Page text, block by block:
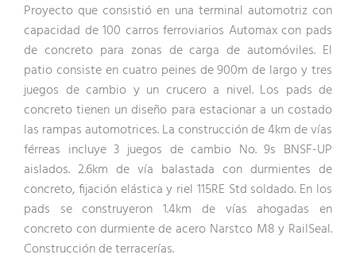
Proyecto que consistió en una terminal automotriz con
capacidad de 100 carros ferroviarios Automax con pads
de concreto para zonas de carga de automóviles. El
patio consiste en cuatro peines de 900m de largo y tres
juegos de cambio y un crucero a nivel. Los pads de
concreto tienen un diseño para estacionar a un costado
las rampas automotrices. La construcción de 4km de vías
férreas incluye 3 juegos de cambio No. 9s BNSF-UP
aislados. 2.6km de vía balastada con durmientes de
concreto, fijación elástica y riel 115RE Std soldado. En los
pads se construyeron 1.4km de vías ahogadas en
concreto con durmiente de acero Narstco M8 y RailSeal.
Construcción de terracerías.